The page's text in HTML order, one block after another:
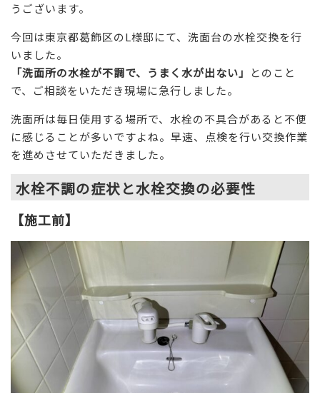
うございます。
今回は東京都葛飾区のL様邸にて、洗面台の水栓交換を行
いました。
「洗面所の水栓が不調で、うまく水が出ない」
とのこと
で、ご相談をいただき現場に急行しました。
洗面所は毎日使用する場所で、水栓の不具合があると不便
に感じることが多いですよね。早速、点検を行い交換作業
を進めさせていただきました。
水栓不調の症状と水栓交換の必要性
【施工前】